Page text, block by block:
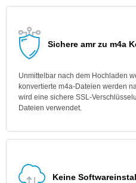
Sichere amr zu m4a
Unmittelbar nach dem Hochladen
konvertierte m4a-Dateien werden
wird eine sichere SSL-
Dateien verwendet.
Keine